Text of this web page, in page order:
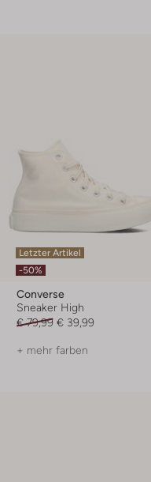
Letzter Artikel
-50%
Converse
Sneaker High
€ 79,99 € 39,99
+ mehr farben